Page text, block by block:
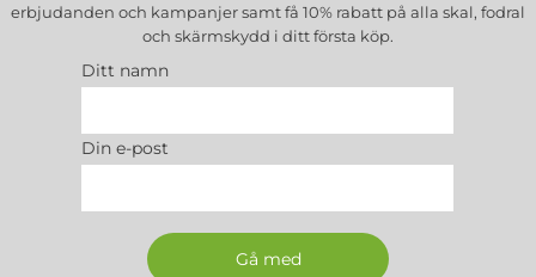
erbjudanden och kampanjer samt få 10% rabatt på alla skal, fodral
och skärmskydd i ditt första köp.
Ditt namn
Din e-post